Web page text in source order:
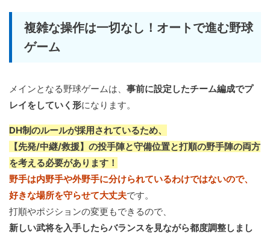
複雑な操作は一切なし！オートで進む野球
ゲーム
メインとなる野球ゲームは、 事前に設定したチーム編成でプ
レイをしていく形になります。
DH制のルールが採用されているため、
【先発/中継/救援】の投手陣と守備位置と打順の野手陣の両方
を考える必要があります！
野手は内野手や外野手に分けられているわけではないので、
好きな場所を守らせて大丈夫です。
打順やポジションの変更もできるので、
新しい武将を入手したらバランスを見ながら都度調整しまし